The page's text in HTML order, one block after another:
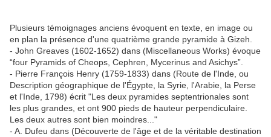
Plusieurs témoignages anciens évoquent en texte, en image ou
en plan la présence d'une quatrième grande pyramide à Gizeh.
- John Greaves (1602-1652) dans (Miscellaneous Works) évoque
“four Pyramids of Cheops, Cephren, Mycerinus and Asichys”.
- Pierre François Henry (1759-1833) dans (Route de l'Inde, ou
Description géographique de l'Égypte, la Syrie, l'Arabie, la Perse
et l'Inde, 1798) écrit "Les deux pyramides septentrionales sont
les plus grandes, et ont 900 pieds de hauteur perpendiculaire.
Les deux autres sont bien moindres..."
- A. Dufeu dans (Découverte de l'âge et de la véritable destination